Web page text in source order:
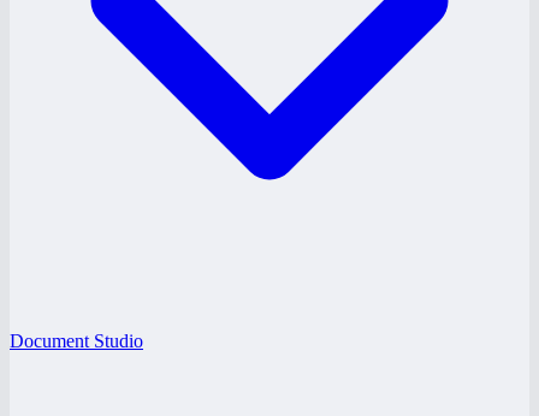
Document Studio